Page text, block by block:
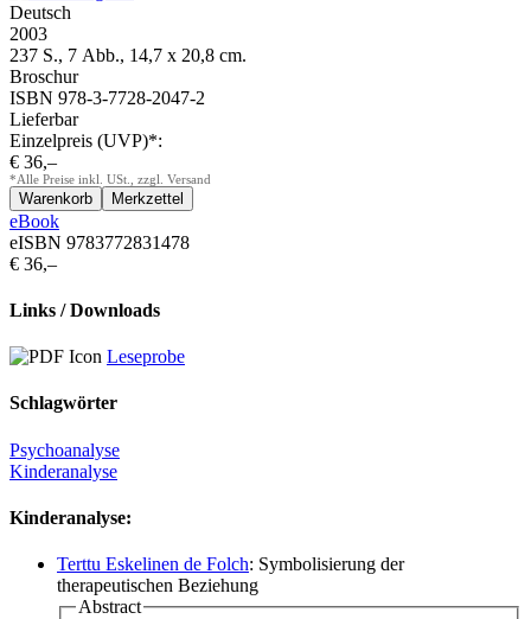
Deutsch
2003
237 S., 7 Abb., 14,7 x 20,8 cm.
Broschur
ISBN 978-3-7728-2047-2
Lieferbar
Einzelpreis (UVP)*:
€ 36,–
*Alle Preise inkl. USt., zzgl. Versand
eBook
eISBN 9783772831478
€ 36,–
Links / Downloads
Leseprobe
Schlagwörter
Psychoanalyse
Kinderanalyse
Kinderanalyse:
Terttu Eskelinen de Folch: Symbolisierung der
therapeutischen Beziehung
Abstract